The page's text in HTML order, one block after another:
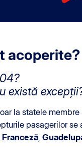
acoperite?
există
la statele
pasagerilor
,